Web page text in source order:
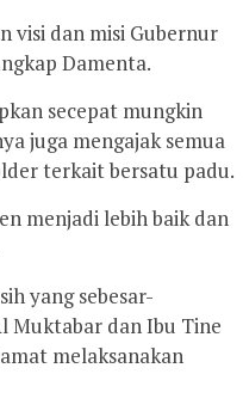
visi dan misi Gubernur
Damenta.
secepat mungkin
juga mengajak semua
terkait bersatu padu.
menjadi lebih baik dan
yang sebesar-
Muktabar dan Ibu Tine
melaksanakan